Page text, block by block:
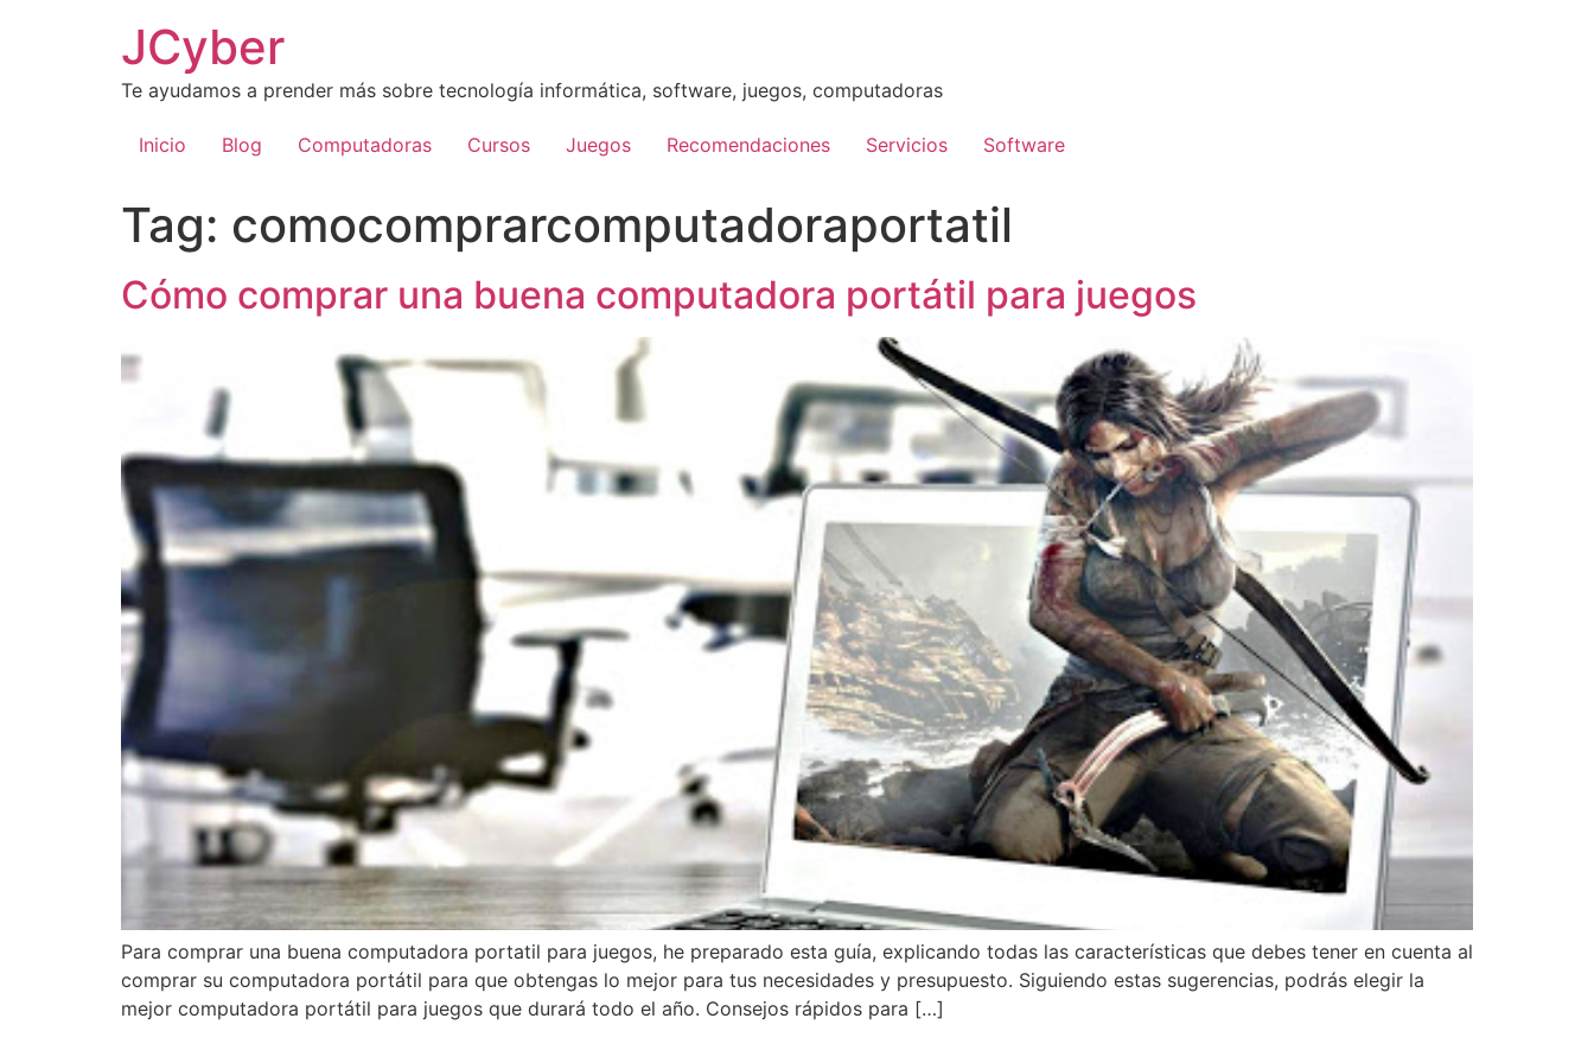
JCyber
Te ayudamos a prender más sobre tecnología informática, software, juegos, computadoras
Inicio Blog Computadoras Cursos Juegos Recomendaciones Servicios Software
Tag: comocomprarcomputadoraportatil
Cómo comprar una buena computadora portátil para juegos
Para comprar una buena computadora portatil para juegos, he preparado esta guía, explicando todas las características que debes tener en cuenta al
comprar su computadora portátil para que obtengas lo mejor para tus necesidades y presupuesto. Siguiendo estas sugerencias, podrás elegir la
mejor computadora portátil para juegos que durará todo el año. Consejos rápidos para […]